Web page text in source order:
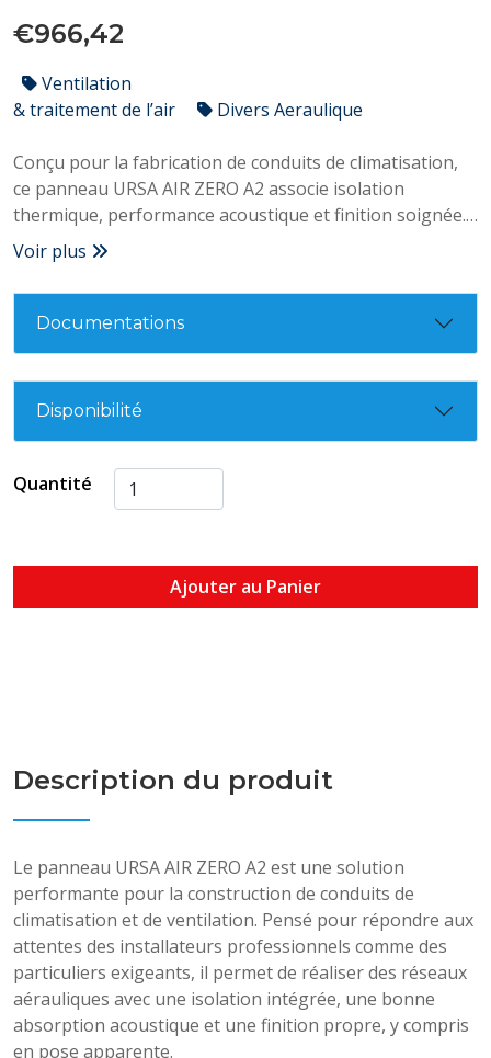
€966,42
Ventilation
& traitement de l’air
Divers Aeraulique
Conçu pour la fabrication de conduits de climatisation,
ce panneau URSA AIR ZERO A2 associe isolation
thermique, performance acoustique et finition soignée.
Son format 3000 x 1200 mm en 25 mm d’épaisseur
facilite la réalisation de réseaux aérauliques propres et
durables.
Voir plus
Documentations
Disponibilité
Quantité
Ajouter au Panier
Description du produit
Le panneau URSA AIR ZERO A2 est une solution
performante pour la construction de conduits de
climatisation et de ventilation. Pensé pour répondre aux
attentes des installateurs professionnels comme des
particuliers exigeants, il permet de réaliser des réseaux
aérauliques avec une isolation intégrée, une bonne
absorption acoustique et une finition propre, y compris
en pose apparente.